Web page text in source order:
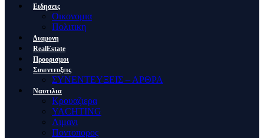
Ειδησεις
Οικονομια
Πολιτικη
Διαμονη
RealEstate
Προορισμοι
Συνεντευξεις
ΣΥΝΕΝΤΕΥΞΕΙΣ – ΑΡΘΡΑ
Ναυτιλια
Κρουαζιερα
YACHTING
Λιμανι
Ποντοπορος